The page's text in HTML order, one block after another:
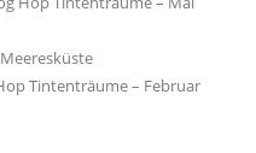
Tintenträume – Februar